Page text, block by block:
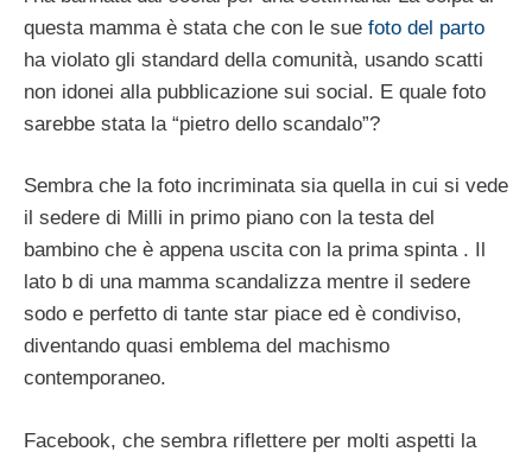
questa mamma è stata che con le sue foto del parto
ha violato gli standard della comunità, usando scatti
non idonei alla pubblicazione sui social. E quale foto
sarebbe stata la “pietro dello scandalo”?
Sembra che la foto incriminata sia quella in cui si vede
il sedere di Milli in primo piano con la testa del
bambino che è appena uscita con la prima spinta . Il
lato b di una mamma scandalizza mentre il sedere
sodo e perfetto di tante star piace ed è condiviso,
diventando quasi emblema del machismo
contemporaneo.
Facebook, che sembra riflettere per molti aspetti la